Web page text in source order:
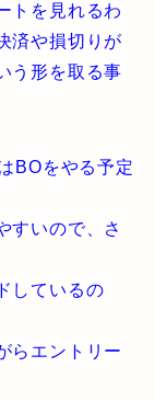
トを見れるわ
済や損切りが
う形を取る事
BOをやる予定
すいので、さ
しているの
らエントリー